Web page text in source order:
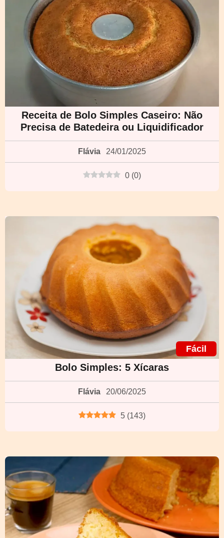
Receita de Bolo Simples Caseiro: Não
Precisa de Batedeira ou Liquidificador
Flávia 24/01/2025
0 (0)
Fácil
Bolo Simples: 5 Xícaras
Flávia 20/06/2025
5 (143)